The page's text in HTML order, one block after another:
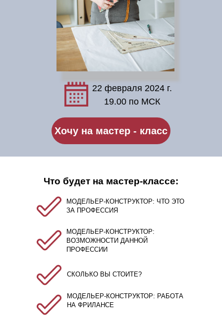
Хочу на мастер - класс
22 февраля 2024 г.
19.00 по МСК
Что будет на мастер-классе:
МОДЕЛЬЕР-КОНСТРУКТОР: ЧТО ЭТО
ЗА ПРОФЕССИЯ
МОДЕЛЬЕР-КОНСТРУКТОР:
ВОЗМОЖНОСТИ ДАННОЙ
ПРОФЕССИИ
МОДЕЛЬЕР-КОНСТРУКТОР: РАБОТА
НА ФРИЛАНСЕ
СКОЛЬКО ВЫ СТОИТЕ?